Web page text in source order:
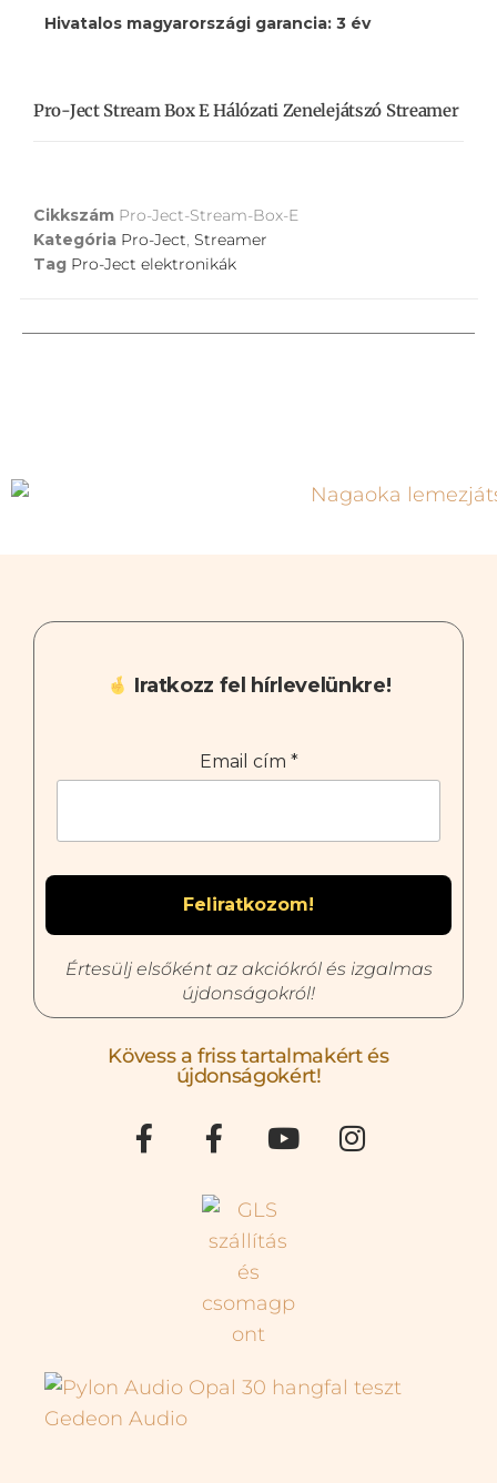
Hivatalos magyarországi garancia: 3 év
Pro-Ject Stream Box E Hálózati Zenelejátszó Streamer
Cikkszám Pro-Ject-Stream-Box-E
Kategória Pro-Ject, Streamer
Tag Pro-Ject elektronikák
Iratkozz fel hírlevelünkre!
Email cím *
Értesülj elsőként az akciókról és izgalmas
újdonságokról!
Kövess a friss tartalmakért és
újdonságokért!